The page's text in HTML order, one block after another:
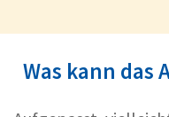
Was kann das